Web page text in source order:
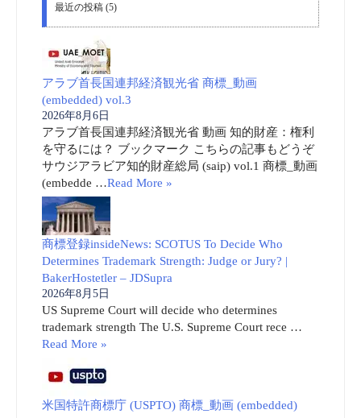
最近の投稿 (5)
アラブ首長国連邦経済観光省 商標_動画
(embedded) vol.3
2026年8月6日
アラブ首長国連邦経済観光省 動画 知的財産：権利
を守るには？ ブックマーク こちらの記事もどうぞ
サウジアラビア知的財産総局 (saip) vol.1 商標_動画
(embedde …Read More »
商標登録insideNews: SCOTUS To Decide Who
Determines Trademark Strength: Judge or Jury? |
BakerHostetler – JDSupra
2026年8月5日
US Supreme Court will decide who determines
trademark strength The U.S. Supreme Court rece …
Read More »
米国特許商標庁 (USPTO) 商標_動画 (embedded)